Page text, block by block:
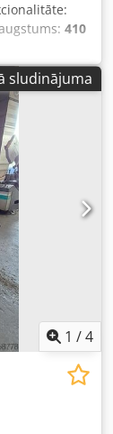
410
22 Zāģa
5 Micro 250
atpazīšana
941
Is Apror
pieejams
un
sludinājuma
1 /4